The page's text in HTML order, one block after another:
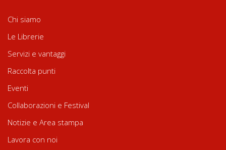
Chi siamo
Le Librerie
Servizi e vantaggi
Raccolta punti
Eventi
Collaborazioni e Festival
Notizie e Area stampa
Lavora con noi